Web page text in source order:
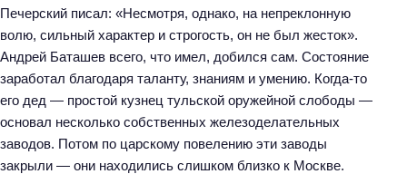
Печерский писал: «Несмотря, однако, на непреклонную
волю, сильный характер и строгость, он не был жесток».
Андрей Баташев всего, что имел, добился сам. Состояние
заработал благодаря таланту, знаниям и умению. Когда-то
его дед — простой кузнец тульской оружейной слободы —
основал несколько собственных железоделательных
заводов. Потом по царскому повелению эти заводы
закрыли — они находились слишком близко к Москве.